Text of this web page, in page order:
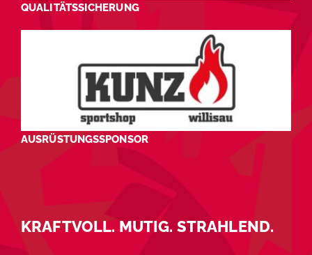
QUALITÄTSSICHERUNG
AUSRÜSTUNGSSPONSOR
KRAFTVOLL. MUTIG. STRAHLEND.